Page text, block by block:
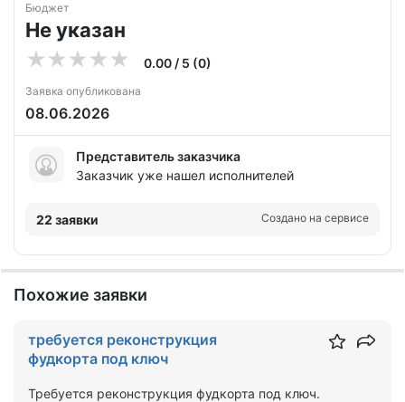
Бюджет
Не указан
0.00 / 5 (0)
Заявка опубликована
08.06.2026
Представитель заказчика
Заказчик уже нашел исполнителей
22 заявки Создано на сервисе
Похожие заявки
требуется реконструкция
фудкорта под ключ
Требуется реконструкция фудкорта под ключ.